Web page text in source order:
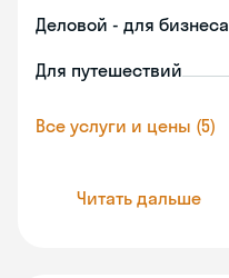
Деловой - для бизнеса
Для путешествий
Все услуги и цены (5)
Читать дальше